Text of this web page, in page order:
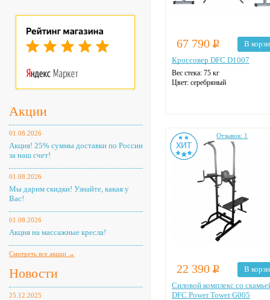
Акции
01.08.2026
Акция! 25% суммы доставки по России
за наш счет!
01.08.2026
Мы дарим скидки! Узнайте, какая у
Вас!
01.08.2026
Акция на массажные кресла!
Смотреть все акции →
Новости
25.12.2025
67 790 Р
В
Кроссовер DFC D1007
Вес стека: 75 кг
Цвет: серебряный
Отзывов: 1
22 390 Р
В
Силовой комплекс со
DFC Power Tower G005